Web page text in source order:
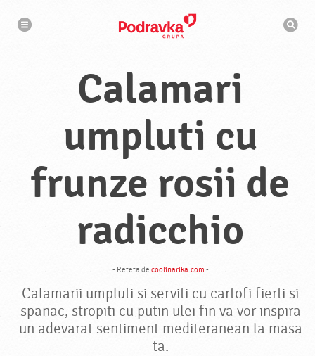
Calamari
umpluti cu
frunze rosii de
radicchio
- Reteta de coolinarika.com -
Calamarii umpluti si serviti cu cartofi fierti si
spanac, stropiti cu putin ulei fin va vor inspira
un adevarat sentiment mediteranean la masa
ta.